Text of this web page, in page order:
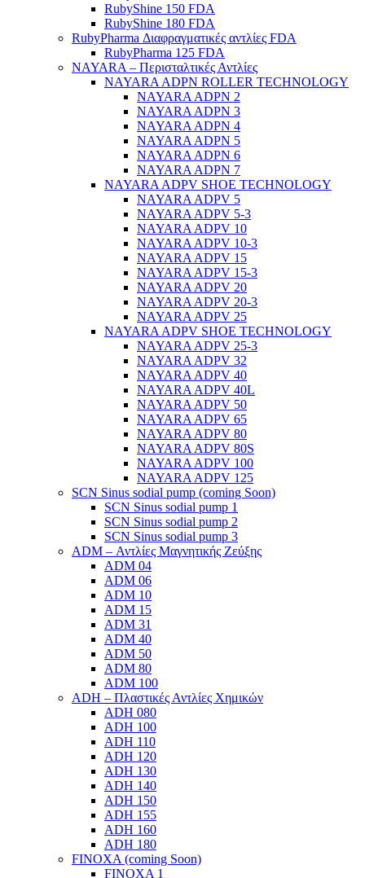
RubyShine 150 FDA
RubyShine 180 FDA
RubyPharma Διαφραγματικές αντλίες FDA
RubyPharma 125 FDA
NAYARA – Περισταλτικές Αντλίες
NAYARA ADPN ROLLER TECHNOLOGY
NAYARA ADPN 2
NAYARA ADPN 3
NAYARA ADPN 4
NAYARA ADPN 5
NAYARA ADPN 6
NAYARA ADPN 7
NAYARA ADPV SHOE TECHNOLOGY
NAYARA ADPV 5
NAYARA ADPV 5-3
NAYARA ADPV 10
NAYARA ADPV 10-3
NAYARA ADPV 15
NAYARA ADPV 15-3
NAYARA ADPV 20
NAYARA ADPV 20-3
NAYARA ADPV 25
NAYARA ADPV SHOE TECHNOLOGY
NAYARA ADPV 25-3
NAYARA ADPV 32
NAYARA ADPV 40
NAYARA ADPV 40L
NAYARA ADPV 50
NAYARA ADPV 65
NAYARA ADPV 80
NAYARA ADPV 80S
NAYARA ADPV 100
NAYARA ADPV 125
SCN Sinus sodial pump (coming Soon)
SCN Sinus sodial pump 1
SCN Sinus sodial pump 2
SCN Sinus sodial pump 3
ADM – Αντλίες Μαγνητικής Ζεύξης
ADM 04
ADM 06
ADM 10
ADM 15
ADM 31
ADM 40
ADM 50
ADM 80
ADM 100
ADH – Πλαστικές Αντλίες Χημικών
ADH 080
ADH 100
ADH 110
ADH 120
ADH 130
ADH 140
ADH 150
ADH 155
ADH 160
ADH 180
FINOXA (coming Soon)
FINOXA 1